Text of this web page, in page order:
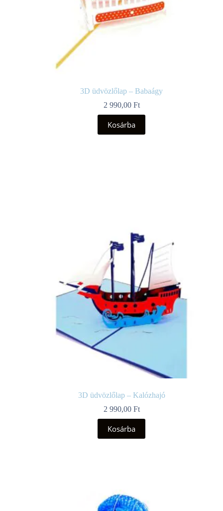
3D üdvözlőlap – Babaágy
2 990,00 Ft
Kosárba
3D üdvözlőlap – Kalózhajó
2 990,00 Ft
Kosárba